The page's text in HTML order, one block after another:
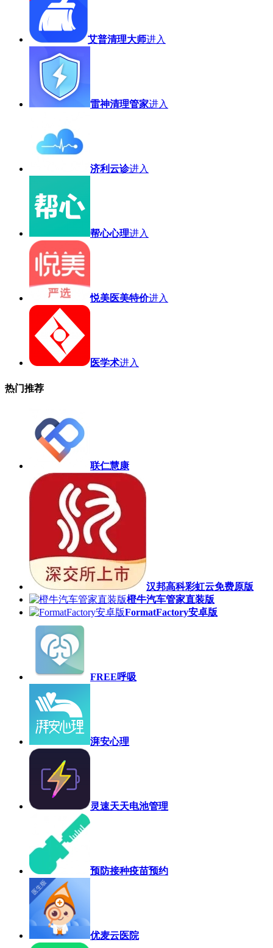
艾普清理大师进入
雷神清理管家进入
济利云诊进入
帮心心理进入
悦美医美特价进入
医学术进入
热门推荐
联仁慧康
汉邦高科彩虹云免费原版
橙牛汽车管家直装版
FormatFactory安卓版
FREE呼吸
湃安心理
灵速天天电池管理
预防接种疫苗预约
优麦云医院